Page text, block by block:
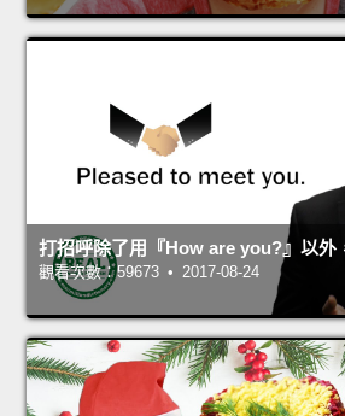
打招呼除了用『How are you?』以外
觀看次數：59673 • 2017-08-24